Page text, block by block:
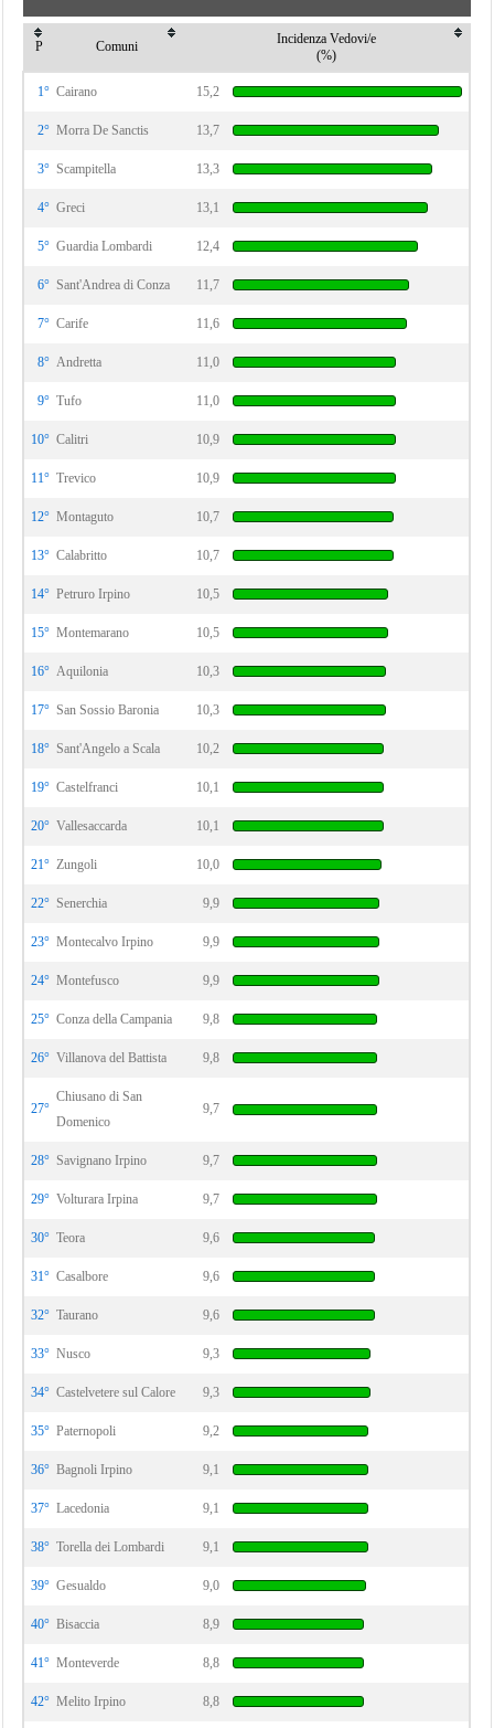
P Comuni
Incidenza Vedovi/e
(%)
1° Cairano 15,2
2° Morra De Sanctis 13,7
3° Scampitella 13,3
4° Greci 13,1
5° Guardia Lombardi 12,4
6° Sant'Andrea di Conza 11,7
7° Carife 11,6
8° Andretta 11,0
9° Tufo 11,0
10° Calitri 10,9
11° Trevico 10,9
12° Montaguto 10,7
13° Calabritto 10,7
14° Petruro Irpino 10,5
15° Montemarano 10,5
16° Aquilonia 10,3
17° San Sossio Baronia 10,3
18° Sant'Angelo a Scala 10,2
19° Castelfranci 10,1
20° Vallesaccarda 10,1
21° Zungoli 10,0
22° Senerchia 9,9
23° Montecalvo Irpino 9,9
24° Montefusco 9,9
25° Conza della Campania 9,8
26° Villanova del Battista 9,8
27°
Chiusano di San
Domenico
9,7
28° Savignano Irpino 9,7
29° Volturara Irpina 9,7
30° Teora 9,6
31° Casalbore 9,6
32° Taurano 9,6
33° Nusco 9,3
34° Castelvetere sul Calore 9,3
35° Paternopoli 9,2
36° Bagnoli Irpino 9,1
37° Lacedonia 9,1
38° Torella dei Lombardi 9,1
39° Gesualdo 9,0
40° Bisaccia 8,9
41° Monteverde 8,8
42° Melito Irpino 8,8